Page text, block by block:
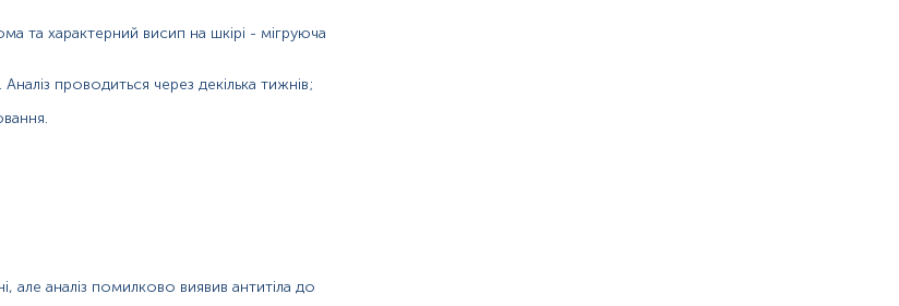
інфекції.
анамнезі якщо тест виконувався у дуже ранні терміни після укусу кліща
та характерний висип на шкірі - мігруюча
проводиться через декілька тижнів;
але аналіз помилково виявив антитіла до